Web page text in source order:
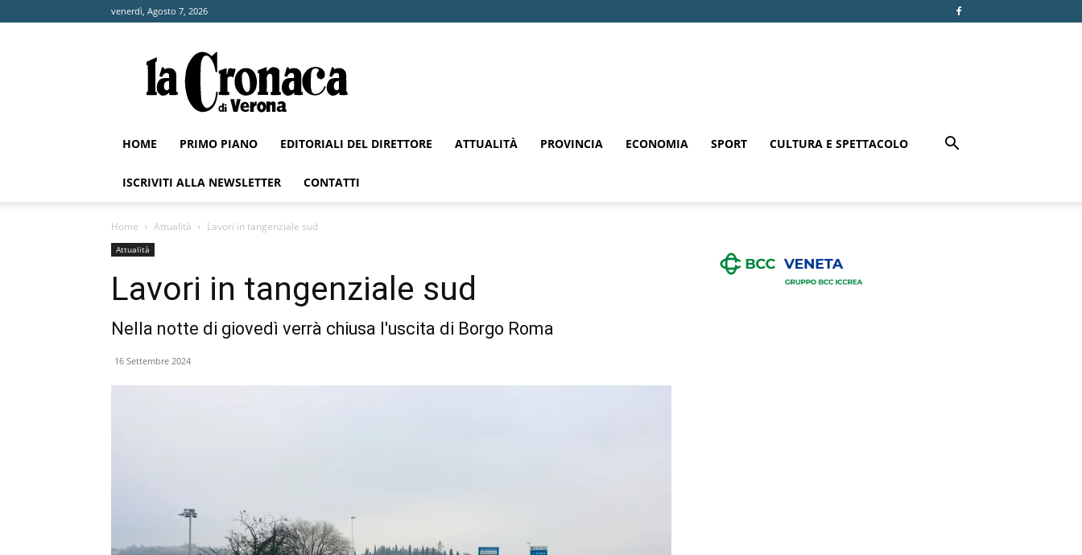
venerdì, Agosto 7, 2026
Cronaca
di
Verona
HOME PRIMO PIANO EDITORIALI DEL DIRETTORE ATTUALITÀ PROVINCIA ECONOMIA SPORT CULTURA E SPETTACOLO
ISCRIVITI ALLA NEWSLETTER CONTATTI
Home Attualità Lavori in tangenziale sud
Attualità
Lavori in tangenziale sud
Nella notte di giovedì verrà chiusa l'uscita di Borgo Roma
16 Settembre 2024